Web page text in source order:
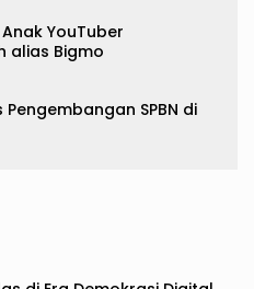
YouTuber
alias Bigmo
Pengembangan SPBN di